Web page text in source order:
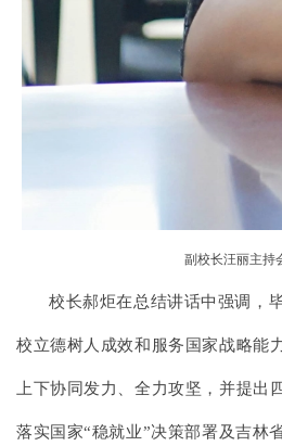
副校长汪丽主持
校长郝炬在总结讲话中强调，
校立德树人成效和服务国家战略能
上下协同发力、全力攻坚，并提出
落实国家“稳就业”决策部署及吉林